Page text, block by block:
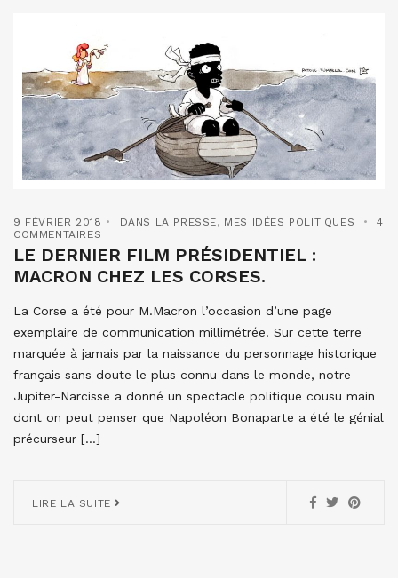
9 FÉVRIER 2018 DANS LA PRESSE, MES IDÉES POLITIQUES
4
COMMENTAIRES
LE DERNIER FILM PRÉSIDENTIEL :
MACRON CHEZ LES CORSES.
La Corse a été pour M.Macron l’occasion d’une page
exemplaire de communication millimétrée. Sur cette terre
marquée à jamais par la naissance du personnage historique
français sans doute le plus connu dans le monde, notre
Jupiter-Narcisse a donné un spectacle politique cousu main
dont on peut penser que Napoléon Bonaparte a été le génial
précurseur […]
LIRE LA SUITE